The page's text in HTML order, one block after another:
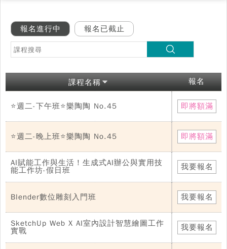
報名進行中 報名已截止
課程名稱 報名
⭐週二-下午班⭐樂陶陶 No.45 即將額滿
⭐週二-晚上班⭐樂陶陶 No.45 即將額滿
AI賦能工作與生活！生成式AI辦公與實用技
能工作坊-假日班
我要報名
Blender數位雕刻入門班 我要報名
SketchUp Web X AI室內設計智慧繪圖工作
實戰
我要報名